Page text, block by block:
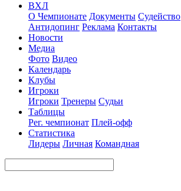
ВХЛ
О Чемпионате Документы Судейство
Антидопинг Реклама Контакты
Новости
Медиа
Фото Видео
Календарь
Клубы
Игроки
Игроки Тренеры Судьи
Таблицы
Рег. чемпионат Плей-офф
Статистика
Лидеры Личная Командная